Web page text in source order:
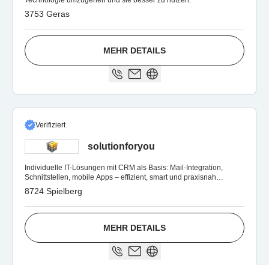
3753 Geras
MEHR DETAILS
Verifiziert
solutionforyou
Individuelle IT-Lösungen mit CRM als Basis: Mail-Integration,
Schnittstellen, mobile Apps – effizient, smart und praxisnah
umgesetzt.
8724 Spielberg
MEHR DETAILS